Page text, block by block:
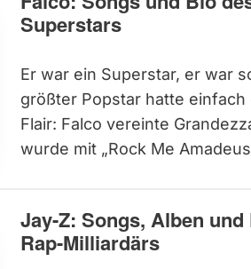
Superstars
Er war ein Superstar, er war
größter Popstar hatte
Flair: Falco vereinte
wurde mit „Rock Me
Jay-Z: Songs, Alben
Rap-Milliardärs